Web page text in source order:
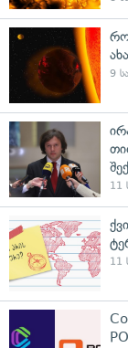
9
11
11